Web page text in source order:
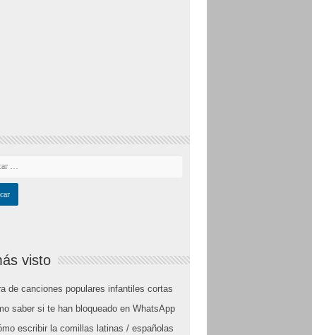
visto
de canciones populares infantiles cortas
saber si te han bloqueado en WhatsApp
escribir la comillas latinas / españolas